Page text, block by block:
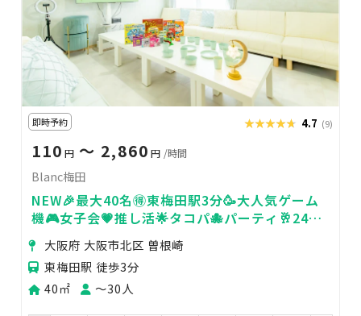
即時予約 ★★★★★
★★★★★ 4.7 (9)
110 円 〜 2,860 円 /時間
Blanc梅田
NEW🎉最大40名🉐東梅田駅3分🥳大人気ゲーム
機🎮女子会💗推し活🌟タコパ🐙パーティ🥂24H
🏪blanc梅田
大阪府 大阪市北区 曽根崎
東梅田駅 徒歩3分
40㎡
〜30人